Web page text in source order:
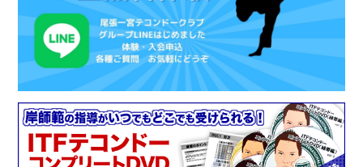
一宮杯の結果
2021/04/28
一宮杯の結果
2021/01/15
2020/09/27
一宮杯の結果